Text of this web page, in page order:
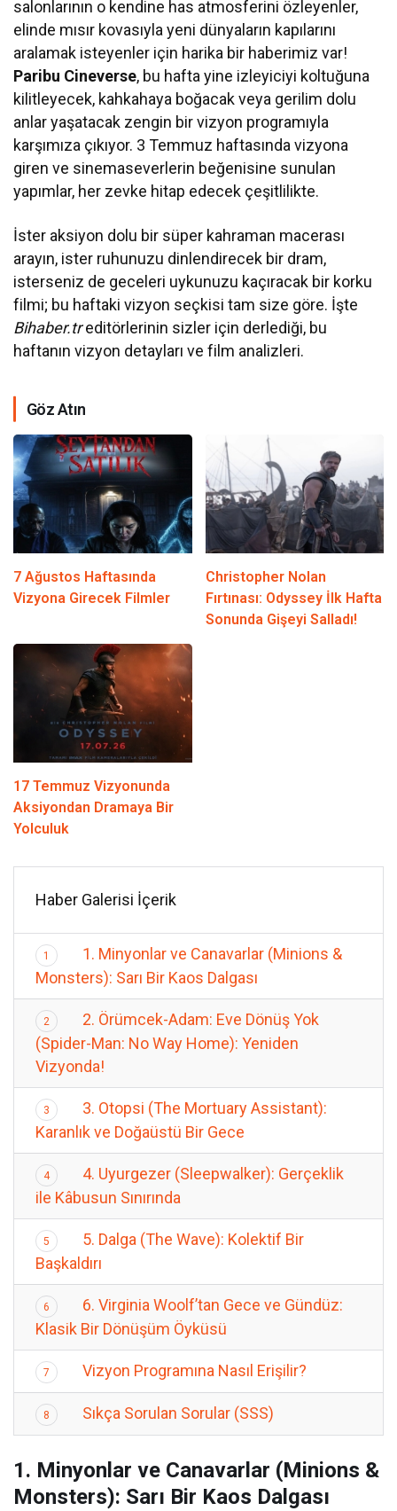
salonlarının o kendine has atmosferini özleyenler,
elinde mısır kovasıyla yeni dünyaların kapılarını
aralamak isteyenler için harika bir haberimiz var!
Paribu Cineverse, bu hafta yine izleyiciyi koltuğuna
kilitleyecek, kahkahaya boğacak veya gerilim dolu
anlar yaşatacak zengin bir vizyon programıyla
karşımıza çıkıyor. 3 Temmuz haftasında vizyona
giren ve sinemaseverlerin beğenisine sunulan
yapımlar, her zevke hitap edecek çeşitlilikte.
İster aksiyon dolu bir süper kahraman macerası
arayın, ister ruhunuzu dinlendirecek bir dram,
isterseniz de geceleri uykunuzu kaçıracak bir korku
filmi; bu haftaki vizyon seçkisi tam size göre. İşte
Bihaber.treditörlerinin sizler için derlediği, bu
haftanın vizyon detayları ve film analizleri.
Göz Atın
7 Ağustos Haftasında
Vizyona Girecek Filmler
Christopher Nolan
Fırtınası: Odyssey İlk Hafta
Sonunda Gişeyi Salladı!
17 Temmuz Vizyonunda
Aksiyondan Dramaya Bir
Yolculuk
Haber Galerisi İçerik
1
1. Minyonlar ve Canavarlar (Minions &
Monsters): Sarı Bir Kaos Dalgası
2
2. Örümcek-Adam: Eve Dönüş Yok
(Spider-Man: No Way Home): Yeniden
Vizyonda!
3
3. Otopsi (The Mortuary Assistant):
Karanlık ve Doğaüstü Bir Gece
4
4. Uyurgezer (Sleepwalker): Gerçeklik
ile Kâbusun Sınırında
5
5. Dalga (The Wave): Kolektif Bir
Başkaldırı
6
6. Virginia Woolf’tan Gece ve Gündüz:
Klasik Bir Dönüşüm Öyküsü
7 Vizyon Programına Nasıl Erişilir?
8 Sıkça Sorulan Sorular (SSS)
1. Minyonlar ve Canavarlar (Minions &
Monsters): Sarı Bir Kaos Dalgası